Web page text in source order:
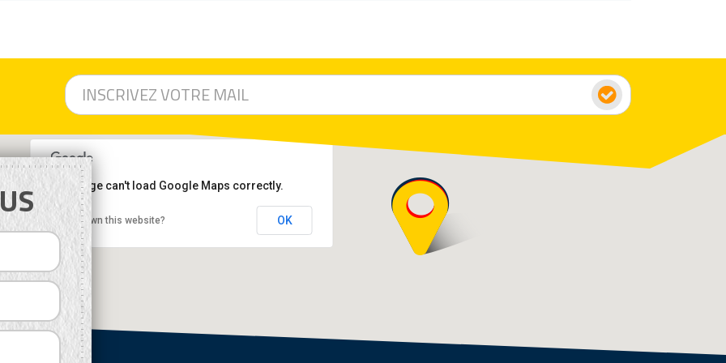
an
Créations sont validées par un bureau d’études thermiques certifié « Passivhauss Institut », label de garantie
This page can't load Google Maps correctly.
Do you own this website? OK